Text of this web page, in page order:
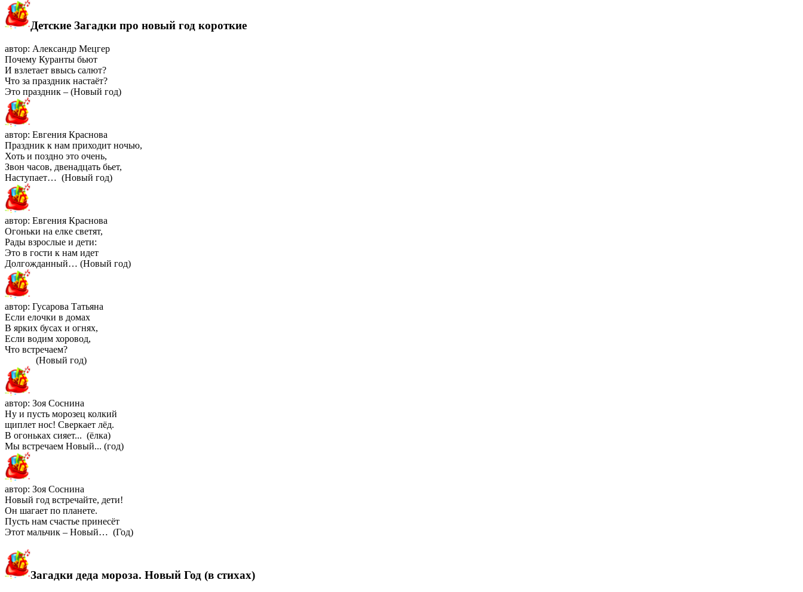
Детские Загадки про новый год короткие
автор: Александр Мецгер
Почему Куранты бьют
И взлетает ввысь салют?
Что за праздник настаёт?
Это праздник – (Новый год)
автор: Евгения Краснова
Праздник к нам приходит ночью,
Хоть и поздно это очень,
Звон часов, двенадцать бьет,
Наступает… (Новый год)
автор: Евгения Краснова
Огоньки на елке светят,
Рады взрослые и дети:
Это в гости к нам идет
Долгожданный… (Новый год)
автор: Гусарова Татьяна
Если елочки в домах
В ярких бусах и огнях,
Если водим хоровод,
Что встречаем?
(Новый год)
автор: Зоя Соснина
Ну и пусть морозец колкий
щиплет нос! Сверкает лёд.
В огоньках сияет... (ёлка)
Мы встречаем Новый... (год)
автор: Зоя Соснина
Новый год встречайте, дети!
Он шагает по планете.
Пусть нам счастье принесёт
Этот мальчик – Новый… (Год)
Загадки деда мороза. Новый Год (в стихах)